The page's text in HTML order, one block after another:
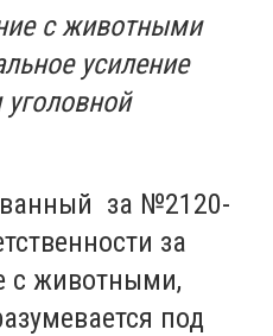
с животными
усиление
за №2120-
за
с животными,
под